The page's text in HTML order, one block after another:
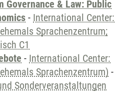
Governance & Law: Public
- International Center:
Sprachenzentrum;
C1
- International Center:
Sprachenzentrum) -
Sonderveranstaltungen